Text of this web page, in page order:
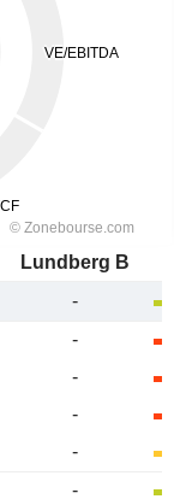
Lundberg B
-
-
-
-
-
-